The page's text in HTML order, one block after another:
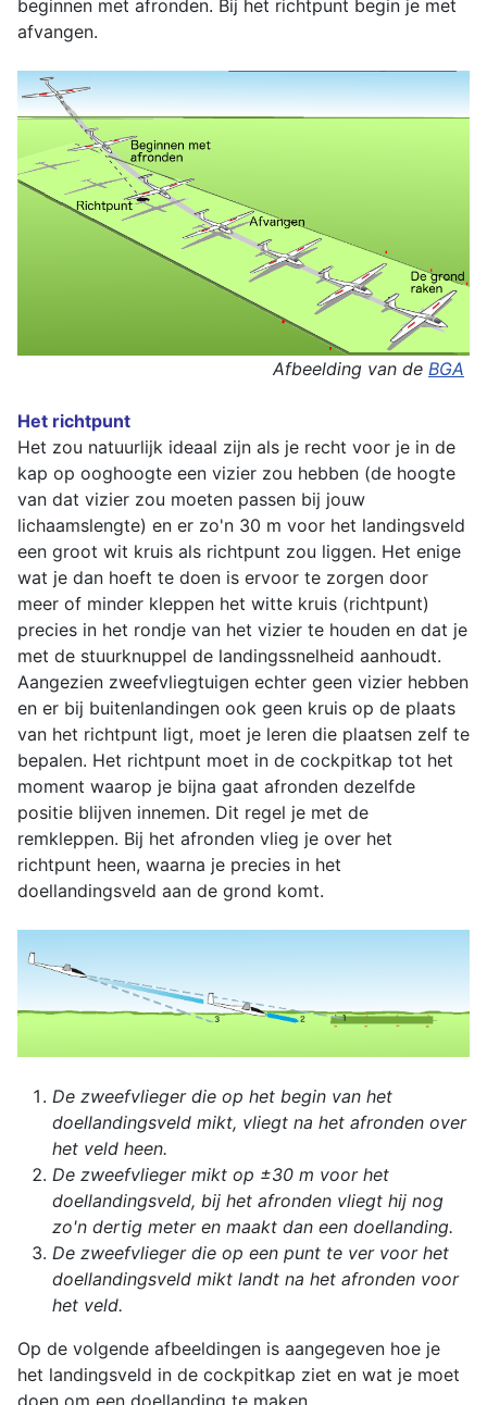
beginnen met afronden. Bij het richtpunt begin je met
afvangen.
Afbeelding van de BGA
Het richtpunt
Het zou natuurlijk ideaal zijn als je recht voor je in de
kap op ooghoogte een vizier zou hebben (de hoogte
van dat vizier zou moeten passen bij jouw
lichaamslengte) en er zo'n 30 m voor het landingsveld
een groot wit kruis als richtpunt zou liggen. Het enige
wat je dan hoeft te doen is ervoor te zorgen door
meer of minder kleppen het witte kruis (richtpunt)
precies in het rondje van het vizier te houden en dat je
met de stuurknuppel de landingssnelheid aanhoudt.
Aangezien zweefvliegtuigen echter geen vizier hebben
en er bij buitenlandingen ook geen kruis op de plaats
van het richtpunt ligt, moet je leren die plaatsen zelf te
bepalen. Het richtpunt moet in de cockpitkap tot het
moment waarop je bijna gaat afronden dezelfde
positie blijven innemen. Dit regel je met de
remkleppen. Bij het afronden vlieg je over het
richtpunt heen, waarna je precies in het
doellandingsveld aan de grond komt.
De zweefvlieger die op het begin van het
doellandingsveld mikt, vliegt na het afronden over
het veld heen.
De zweefvlieger mikt op ±30 m voor het
doellandingsveld, bij het afronden vliegt hij nog
zo'n dertig meter en maakt dan een doellanding.
De zweefvlieger die op een punt te ver voor het
doellandingsveld mikt landt na het afronden voor
het veld.
Op de volgende afbeeldingen is aangegeven hoe je
het landingsveld in de cockpitkap ziet en wat je moet
doen om een doellanding te maken.